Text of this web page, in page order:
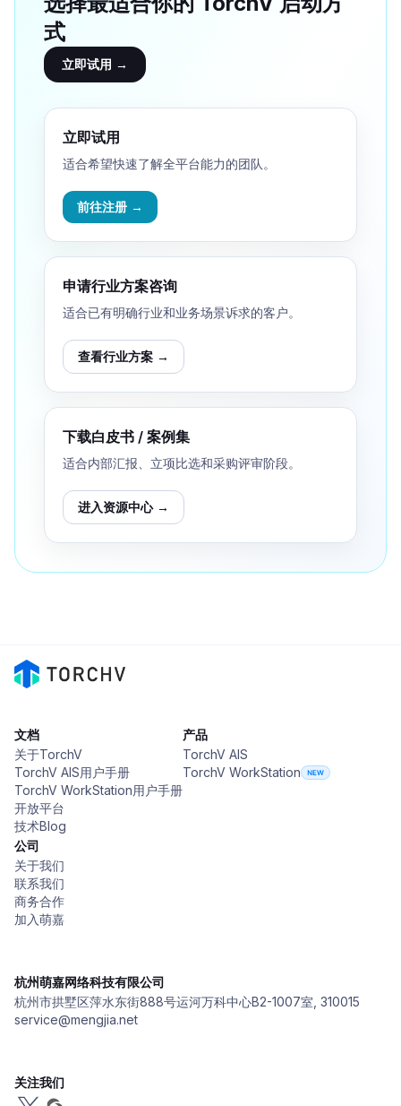
选择最适合你的 TorchV 启动方
式
立即试用 →
立即试用
适合希望快速了解全平台能力的团队。
前往注册 →
申请行业方案咨询
适合已有明确行业和业务场景诉求的客户。
查看行业方案 →
下载白皮书 / 案例集
适合内部汇报、立项比选和采购评审阶段。
进入资源中心 →
文档
关于TorchV
TorchV AIS用户手册
TorchV WorkStation用户手册
开放平台
技术Blog
产品
TorchV AIS
公司
关于我们
联系我们
商务合作
加入萌嘉
杭州萌嘉网络科技有限公司
杭州市拱墅区萍水东街888号运河万科中心B2-1007室, 310015
service@mengjia.net
关注我们